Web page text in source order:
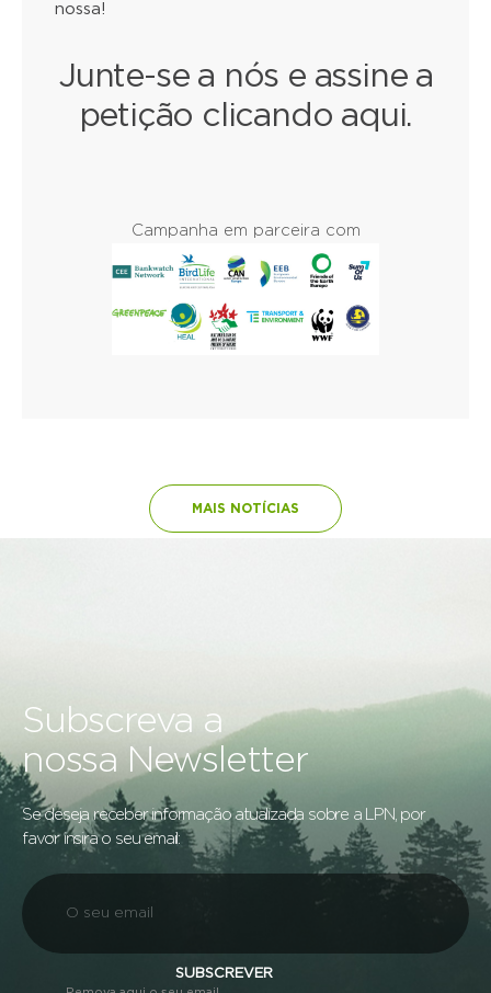
nossa!
Junte-se a nós e assine a
petição clicando aqui.
Campanha em parceira com
MAIS NOTÍCIAS
Subscreva a
nossa Newsletter
Se deseja receber informação atualizada sobre a LPN, por
favor insira o seu email:
SUBSCREVER